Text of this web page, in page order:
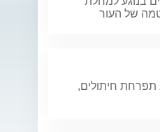
של העור
תפרחת חיתולים,